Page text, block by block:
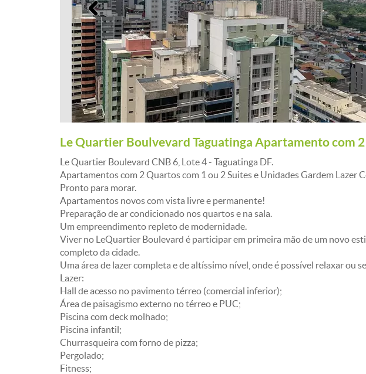
Le Quartier Boulvevard Taguatinga Apartamento com
Le Quartier Boulevard CNB 6, Lote 4 - Taguatinga DF.
Apartamentos com 2 Quartos com 1 ou 2 Suites e Unidades Gardem Lazer
Pronto para morar.
Apartamentos novos com vista livre e permanente!
Preparação de ar condicionado nos quartos e na sala.
Um empreendimento repleto de modernidade.
Viver no LeQuartier Boulevard é participar em primeira mão de um novo
completo da cidade.
Uma área de lazer completa e de altíssimo nível, onde é possível relaxar ou
Lazer:
Hall de acesso no pavimento térreo (comercial inferior);
Área de paisagismo externo no térreo e PUC;
Piscina com deck molhado;
Piscina infantil;
Churrasqueira com forno de pizza;
Pergolado;
Fitness;